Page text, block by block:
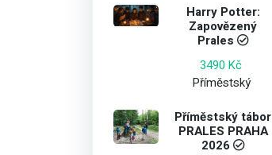
Harry Potter:
Zapovězený
Prales
3490 Kč
Příměstský
Příměstský tábor
PRALES PRAHA
2026